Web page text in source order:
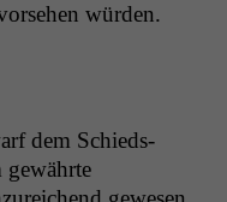
würden.
dem Schieds­